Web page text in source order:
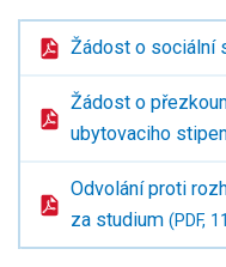
Žádost o sociální
Žádost o
ubytovaciho
Odvolání proti
za studium(PDF,